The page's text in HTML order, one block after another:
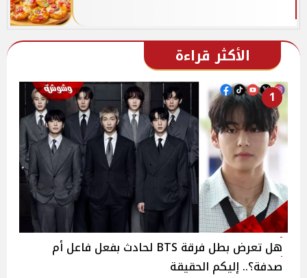
الأكثر قراءة
1
هل تعرض بطل فرقة BTS لحادث بفعل فاعل أم
صدفة؟.. إليكم الحقيقة